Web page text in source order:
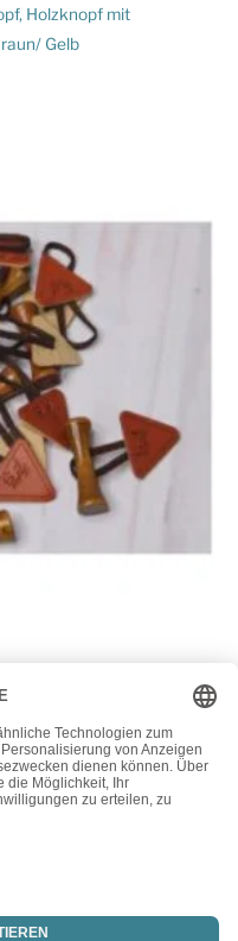
Holzknopf mit
Gelb
mit Lederimitat – für